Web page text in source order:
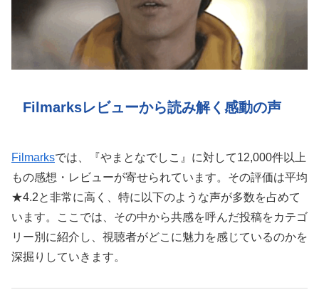
Filmarksレビューから読み解く感動の声
Filmarksでは、『やまとなでしこ』に対して12,000件以上
もの感想・レビューが寄せられています。その評価は平均
★4.2と非常に高く、特に以下のような声が多数を占めて
います。ここでは、その中から共感を呼んだ投稿をカテゴ
リー別に紹介し、視聴者がどこに魅力を感じているのかを
深掘りしていきます。